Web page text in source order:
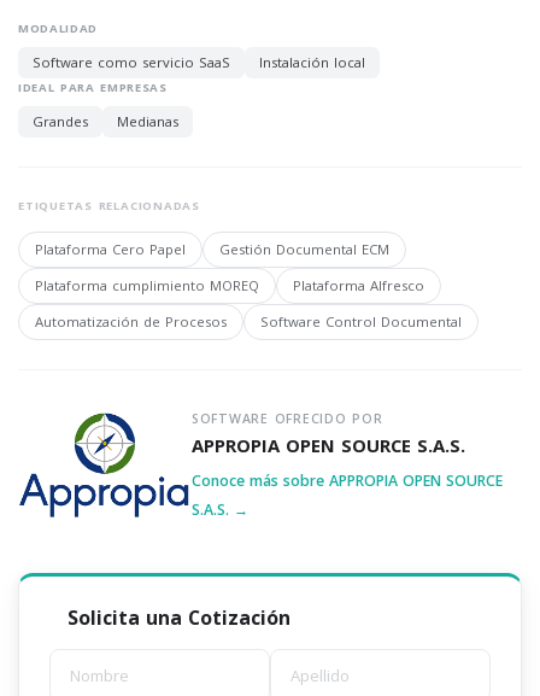
MODALIDAD
Software como servicio SaaS Instalación local
IDEAL PARA EMPRESAS
Grandes Medianas
ETIQUETAS RELACIONADAS
Plataforma Cero Papel
Gestión Documental ECM
Plataforma cumplimiento MOREQ
Plataforma Alfresco
Automatización de Procesos
Software Control Documental
SOFTWARE OFRECIDO POR
APPROPIA OPEN SOURCE S.A.S.
Conoce más sobre APPROPIA OPEN SOURCE
S.A.S. →
Solicita una Cotización